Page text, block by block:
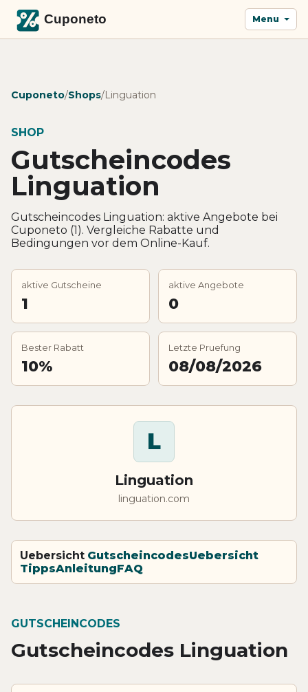
Menu
Cuponeto/Shops/Linguation
SHOP
Gutscheincodes
Linguation
Gutscheincodes Linguation: aktive Angebote bei
Cuponeto (1). Vergleiche Rabatte und
Bedingungen vor dem Online-Kauf.
aktive Gutscheine
1
aktive Angebote
0
Bester Rabatt
10%
Letzte Pruefung
08/08/2026
L
Linguation
linguation.com
Uebersicht GutscheincodesUebersicht
TippsAnleitungFAQ
GUTSCHEINCODES
Gutscheincodes Linguation